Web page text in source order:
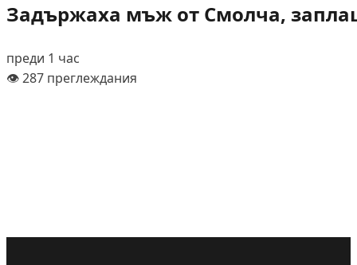
Задържаха мъж от Смолча,
преди 1 час
👁️ 287 преглеждания